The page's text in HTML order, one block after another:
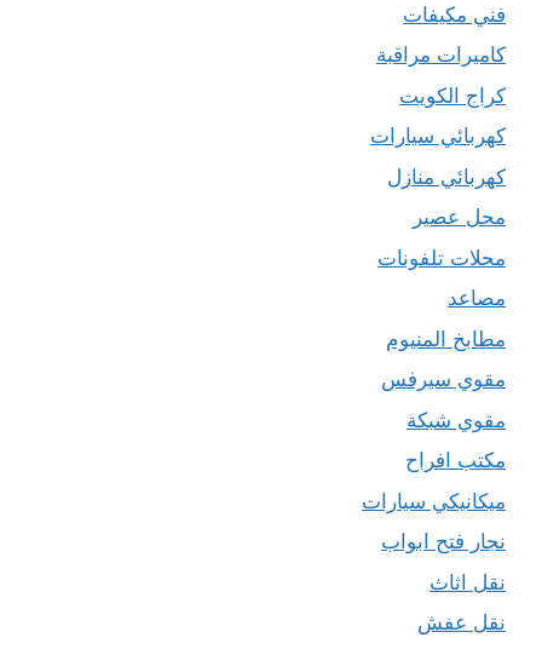
فني مكيفات
كاميرات مراقبة
كراج الكويت
كهربائي سيارات
كهربائي منازل
محل عصير
محلات تلفونات
مصاعد
مطابخ المنيوم
مقوي سيرفس
مقوي شبكة
مكتب افراح
ميكانيكي سيارات
نجار فتح ابواب
نقل اثاث
نقل عفش